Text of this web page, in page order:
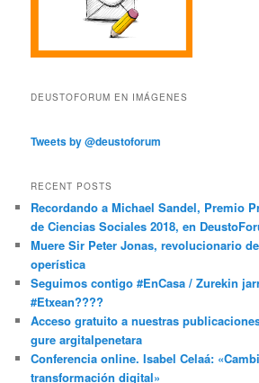
DEUSTOFORUM EN IMÁGENES
Tweets by @deustoforum
RECENT POSTS
Recordando a Michael Sandel, Premio
de Ciencias Sociales 2018, en
Muere Sir Peter Jonas, revolucionario
operística
Seguimos contigo #EnCasa / Zurekin
#Etxean????
Acceso gratuito a nuestras
gure argitalpenetara
Conferencia online. Isabel Celaá:
transformación digital»